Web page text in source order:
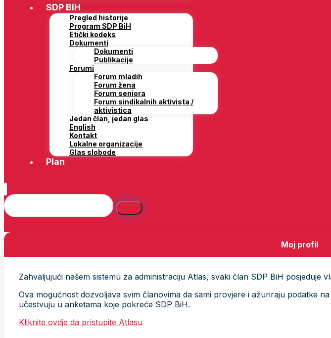
SDP BiH
Pregled historije
Program SDP BiH
Etički kodeks
Dokumenti
Dokumenti
Publikacije
Forumi
Forum mladih
Forum žena
Forum seniora
Forum sindikalnih aktivista /
aktivistica
Jedan član, jedan glas
English
Kontakt
Lokalne organizacije
Glas slobode
Plan
Moj profil
Zahvaljujući našem sistemu za administraciju Atlas, svaki član SDP BiH posjeduje
Ova mogućnost dozvoljava svim članovima da sami provjere i ažuriraju podatke
učestvuju u anketama koje pokreće SDP BiH.
Kliknite ovdje da pristupite Atlasu